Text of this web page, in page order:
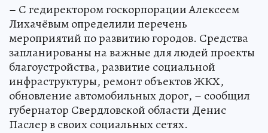
– С гедиректором госкорпорации Алексеем
Лихачёвым определили перечень
мероприятий по развитию городов. Средства
запланированы на важные для людей проекты
благоустройства, развитие социальной
инфраструктуры, ремонт объектов ЖКХ,
обновление автомобильных дорог, – сообщил
губернатор Свердловской области Денис
Паслер в своих социальных сетях.